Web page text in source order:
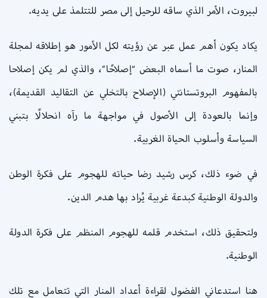
لبيروت، الأمر الذي ساقه للرحيل إلى مصر للتتلمذ على يديه.
يكاد يكون أهم عمل عبر عن رؤيته لكل الأمور هو إطلاقه لمجلة
المنار، صوت ما أسماه البعض “إصلاحًا”، والذي لم يكن إصلاحا
بالمفهوم البروتستانتي (الإصلاح بالتخلي عن التقاليد القديمة)،
وإنما بالعودة إلى الأصول في مواجهة ما رآه انحلالًا بتبني
السياسة وأسلوب الحياة الغربية.
في ضوء ذلك، كرس رشيد رضا حياته للهجوم على فكرة الوطن
والدولة الوطنية كبدعة غربية يُراد بها هدم الدين.
ولتحقيق ذلك، استخدم قلمه للهجوم المنظم على فكرة الدولة
الوطنية.
هنا استدعاني الفضول لقراءة أعداد المنار التي تتعامل مع تلك